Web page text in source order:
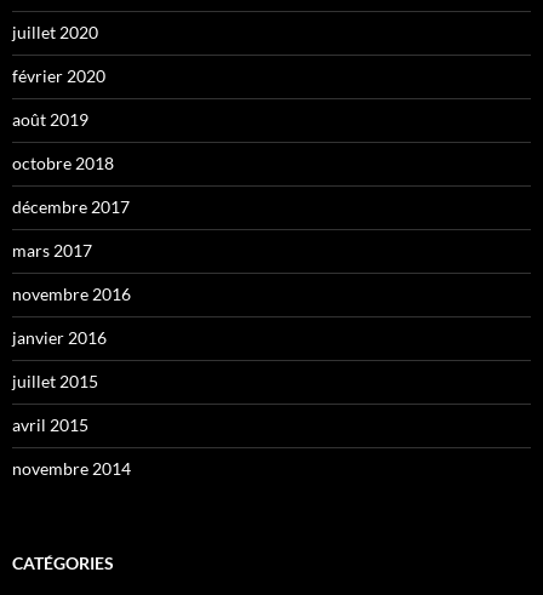
juillet 2020
février 2020
août 2019
octobre 2018
décembre 2017
mars 2017
novembre 2016
janvier 2016
juillet 2015
avril 2015
novembre 2014
CATÉGORIES